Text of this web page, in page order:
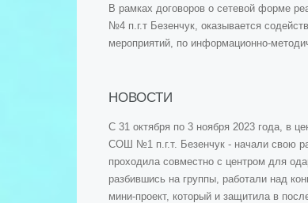
В рамках договоров о сетевой форме
№4 п.г.т Безенчук, оказывается
мероприятий, по информационно-
НОВОСТИ
С 31 октября по 3 ноября 2023 года, в
СОШ №1 п.г.т. Безенчук - начали свою
проходила совместно с центром для
разбившись на группы, работали над
мини-проект, который и защитила в